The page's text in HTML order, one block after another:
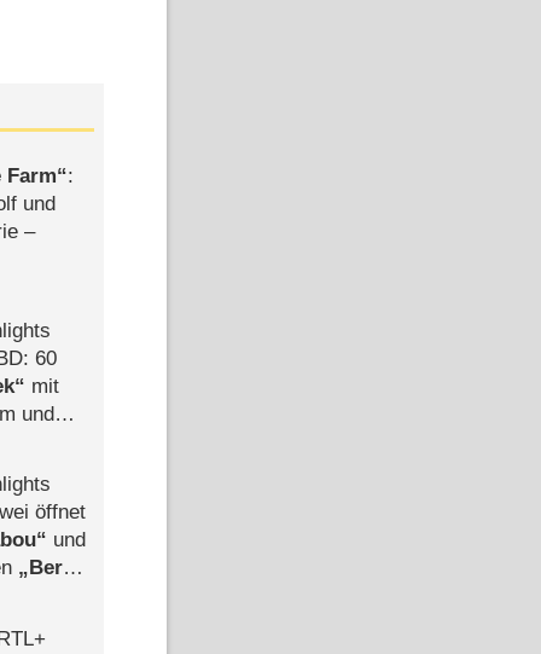
Farm :
und
–
60
mit
und
öffnet
und
Berlin